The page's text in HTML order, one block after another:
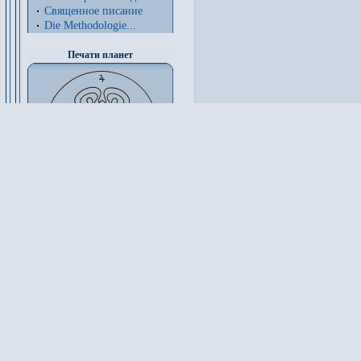
Священное писание
Die Methodologie...
Печати планет